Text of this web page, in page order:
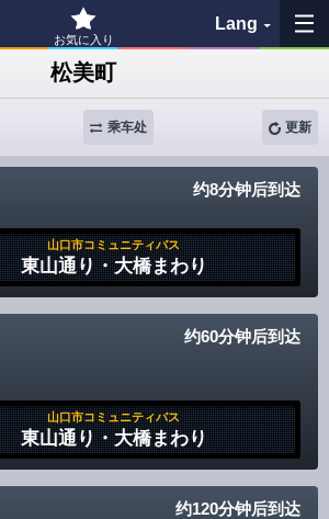
お気に入り
Lang
收藏夹
历史记录
搜索巴士站
各バス会社リンク先
BUSit使用指南
免责事项
松美町
更新
乘车处
约8分钟后到达
山口市コミュニティバス
東山通り・大橋まわり
约60分钟后到达
山口市コミュニティバス
東山通り・大橋まわり
约120分钟后到达